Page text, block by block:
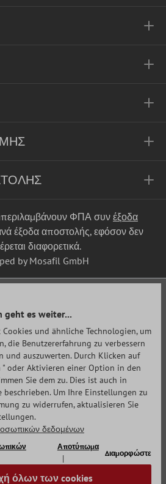
ΦΠΑ συν έξοδα
έξοδα αποστολής, εφόσον δεν
διαφορετικά.
by Mosafil GmbH
geht es weiter...
Cookies und ähnliche Technologien, um
die Benutzererfahrung zu verbessern
und auszuwerten. Durch Klicken auf
" oder Aktivieren einer Option in den
Sie dem zu. Dies ist auch in
Um Ihre Einstellungen zu
zu widerrufen, aktualisieren Sie
δεδομένων
Αποτύπωμα
Διαμορφώστε
όλων των cookies